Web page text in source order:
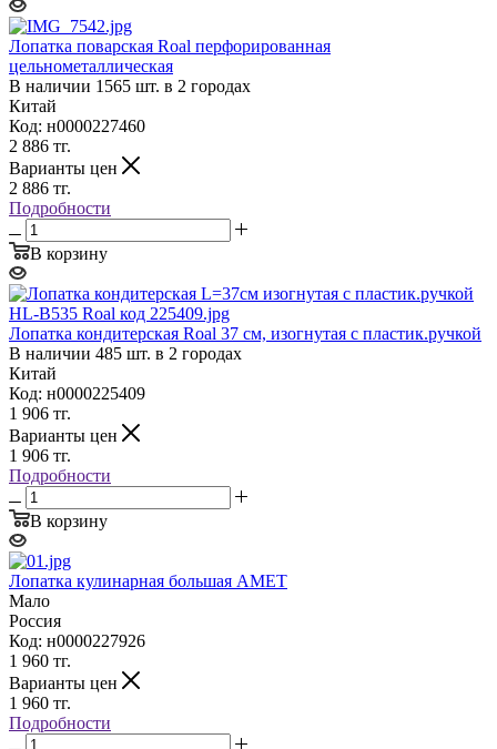
Лопатка поварская Roal перфорированная
цельнометаллическая
В наличии 1565 шт. в 2 городах
Китай
Код: н0000227460
2 886 тг.
Варианты цен
2 886 тг.
Подробности
В корзину
Лопатка кондитерская Roal 37 см, изогнутая с пластик.ручкой
В наличии 485 шт. в 2 городах
Китай
Код: н0000225409
1 906 тг.
Варианты цен
1 906 тг.
Подробности
В корзину
Лопатка кулинарная большая АМЕТ
Мало
Россия
Код: н0000227926
1 960 тг.
Варианты цен
1 960 тг.
Подробности